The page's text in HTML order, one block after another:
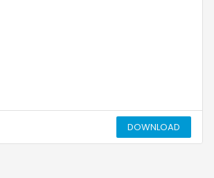
DOWNLOAD